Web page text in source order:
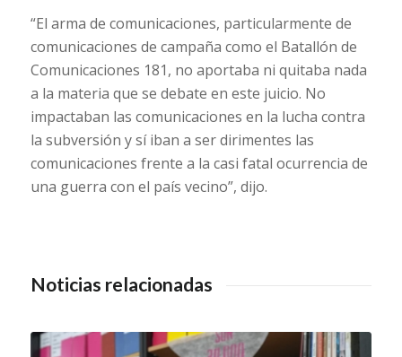
“El arma de comunicaciones, particularmente de
comunicaciones de campaña como el Batallón de
Comunicaciones 181, no aportaba ni quitaba nada
a la materia que se debate en este juicio. No
impactaban las comunicaciones en la lucha contra
la subversión y sí iban a ser dirimentes las
comunicaciones frente a la casi fatal ocurrencia de
una guerra con el país vecino”, dijo.
Noticias relacionadas